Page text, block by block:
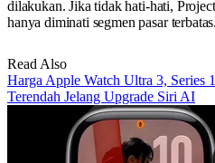
dilakukan. Jika tidak hati-hati,
hanya diminati segmen pasar terbatas.
Read Also
Harga Apple Watch Ultra 3, Series
Terendah Jelang Upgrade Siri AI